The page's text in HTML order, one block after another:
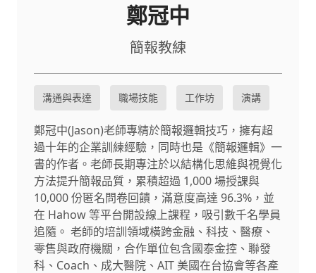
鄭冠中
簡報教練
溝通與表達 職場技能 工作坊 演講
鄭冠中(Jason)老師專精於簡報邏輯技巧，擁有超
過十年的企業訓練經驗，同時也是《簡報邏輯》一
書的作者。老師長期專注於以結構化思維與視覺化
方法提升簡報品質，累積超過 1,000 場授課與
10,000 份匿名問卷回饋，滿意度高達 96.3%，並
在 Hahow 等平台開設線上課程，吸引數千名學員
追隨。 老師的培訓領域橫跨金融、科技、醫療、
零售與政府機關，合作單位包含國泰金控、聯發
科、Coach、成大醫院、AIT 美國在台協會等各產